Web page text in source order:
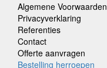
Algemene Voorwaarden
Privacyverklaring
Referenties
Contact
Offerte aanvragen
Bestelling herroepen